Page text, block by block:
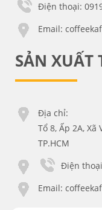
Điện thoại:
Email:
SẢN XUẤT
Địa chỉ:
Tổ 8, Ấp 2A,
TP.HCM
Điện
Email: